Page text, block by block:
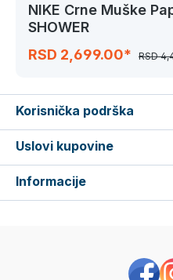
NIKE Crne Muške
SHOWER
RSD 2,699.00*
RSD
Korisnička podrška
Uslovi kupovine
Informacije